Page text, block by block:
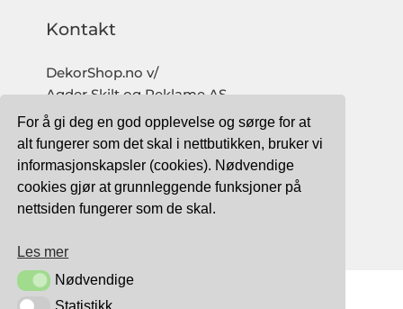
For å gi deg en god opplevelse og sørge for at
alt fungerer som det skal i nettbutikken, bruker vi
informasjonskapsler (cookies). Nødvendige
cookies gjør at grunnleggende funksjoner på
nettsiden fungerer som de skal.
Les mer
NødvendigeNødvendige
Statistikk
Kontakt
DekorShop.no v/
Agder Skilt og Reklame AS
Org. nr: 997 633 016 MVA
salg@dekorshop.no
Tlf: 959 32 123
09.00 - 16.00